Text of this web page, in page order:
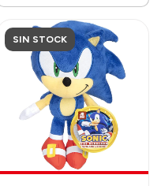
SIN STOCK